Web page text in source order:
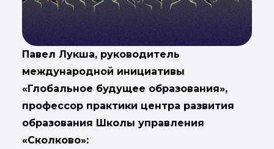
Павел Лукша, руководитель
международной инициативы
«Глобальное будущее образования»,
профессор практики центра развития
образования Школы управления
«Сколково»: